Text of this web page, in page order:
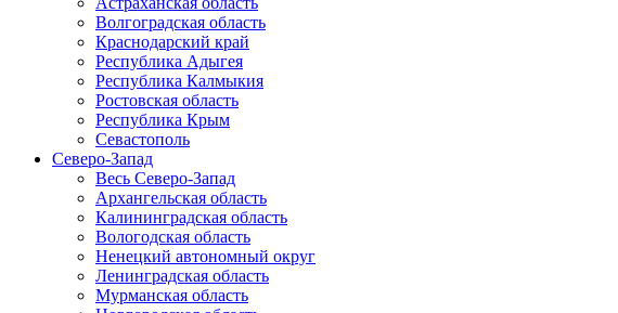
Волгоградская область
Краснодарский край
Республика Адыгея
Республика Калмыкия
Ростовская область
Республика Крым
Севастополь
Северо-Запад
Весь Северо-Запад
Архангельская область
Калининградская область
Вологодская область
Ненецкий автономный округ
Ленинградская область
Мурманская область